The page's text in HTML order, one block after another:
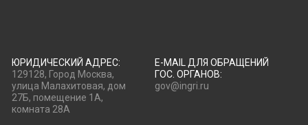
ЮРИДИЧЕСКИЙ АДРЕС:
129128, Город Москва,
улица Малахитовая, дом
27Б, помещение 1А,
комната 28А
E-MAIL ДЛЯ ОБРАЩЕНИЙ
ГОС. ОРГАНОВ:
gov@ingri.ru